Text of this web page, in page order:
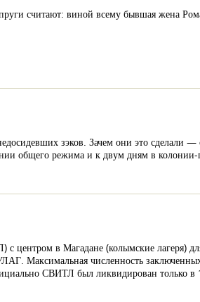
считают: виной всему бывшая жена
зэков. Зачем они это сделали
общего режима и к двум дням в
в Магадане (колымские лагеря)
Максимальная численность
СВИТЛ был ликвидирован только в